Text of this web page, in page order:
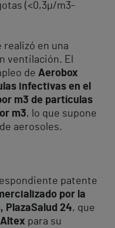
(<0,3µ/m3-
realizó en una
ventilación. El
de Aerobox
infectivas en el
m3 de partículas
m3, lo que supone
aerosoles.
patente
por la
PlazaSalud 24, que
Altex para su